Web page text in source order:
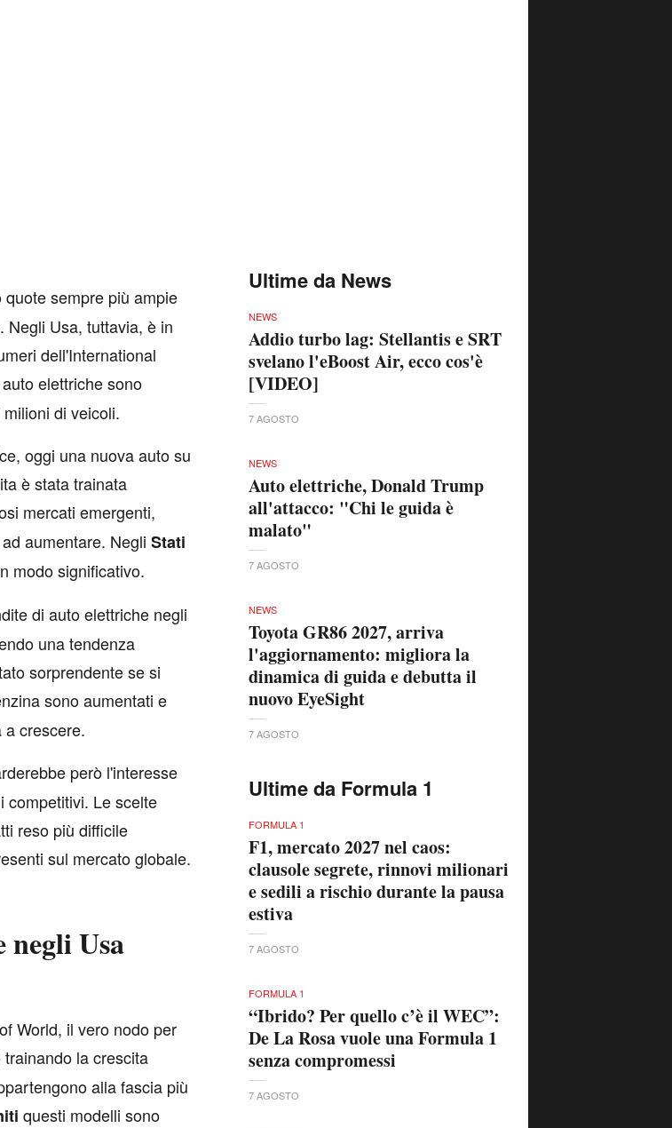
sempre più ampie
Negli Usa, tuttavia, è in
dell'International
elettriche sono
di veicoli.
oggi una nuova auto su
è stata trainata
mercati emergenti,
aumentare. Negli Stati
modo significativo.
di auto elettriche negli
una tendenza
sorprendente se si
sono aumentati e
crescere.
però l'interesse
competitivi. Le scelte
reso più difficile
sul mercato globale.
Usa
World, il vero nodo per
la crescita
alla fascia più
questi modelli sono
Ultime da News
NEWS
Addio turbo lag: Stellantis e SRT
svelano l'eBoost Air, ecco cos'è
[VIDEO]
7 AGOSTO
NEWS
Auto elettriche, Donald Trump
all'attacco: "Chi le guida è
malato"
7 AGOSTO
NEWS
Toyota GR86 2027, arriva
l'aggiornamento: migliora la
dinamica di guida e debutta il
nuovo EyeSight
7 AGOSTO
Ultime da Formula 1
FORMULA 1
F1, mercato 2027 nel caos:
clausole segrete, rinnovi milionari
e sedili a rischio durante la pausa
estiva
7 AGOSTO
FORMULA 1
“Ibrido? Per quello c’è il WEC”:
De La Rosa vuole una Formula 1
senza compromessi
7 AGOSTO